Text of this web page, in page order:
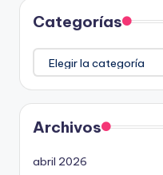
Categorías
Categorías
Archivos
abril 2026